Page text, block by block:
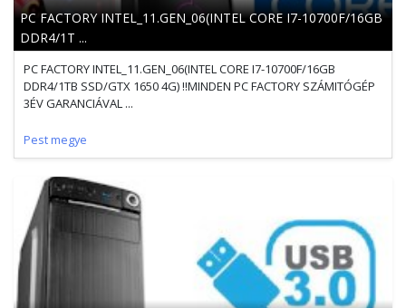
PC FACTORY INTEL_11.GEN_06(INTEL CORE I7-10700F/16GB
DDR4/1T ...
PC FACTORY INTEL_11.GEN_06(INTEL CORE I7-10700F/16GB
DDR4/1TB SSD/GTX 1650 4G) !!MINDEN PC FACTORY SZÁMITÓGÉP
3ÉV GARANCIÁVAL ...
Pest megye